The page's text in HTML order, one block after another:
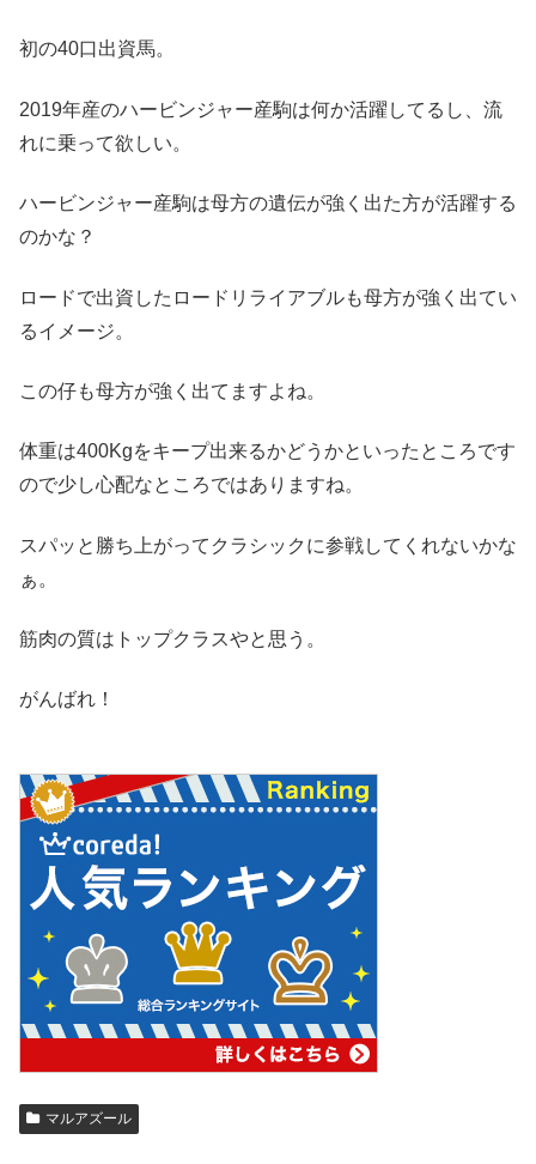
初の40口出資馬。
2019年産のハービンジャー産駒は何か活躍してるし、流
れに乗って欲しい。
ハービンジャー産駒は母方の遺伝が強く出た方が活躍する
のかな？
ロードで出資したロードリライアブルも母方が強く出てい
るイメージ。
この仔も母方が強く出てますよね。
体重は400Kgをキープ出来るかどうかといったところです
ので少し心配なところではありますね。
スパッと勝ち上がってクラシックに参戦してくれないかな
ぁ。
筋肉の質はトップクラスやと思う。
がんばれ！
マルアズール